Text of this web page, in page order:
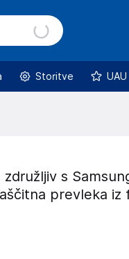
Storitve
združljiv s
prevleka iz